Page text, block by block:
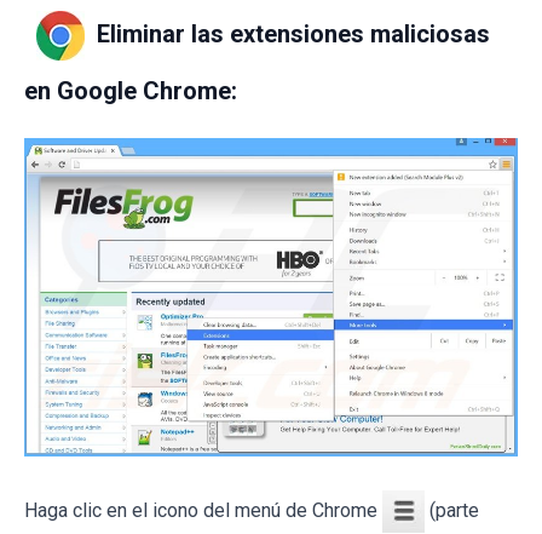
Eliminar las extensiones maliciosas
en Google Chrome:
Haga clic en el icono del menú de Chrome (parte